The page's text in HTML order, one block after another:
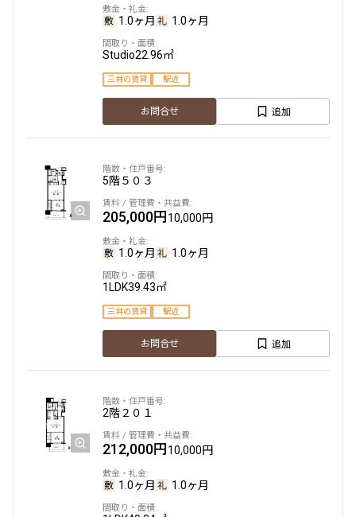
1.0ヶ月 1.0ヶ月
Studio22.96㎡
三井の賃貸 駅近
お問合せ 追加
5階５０３
205,000円10,000円
1.0ヶ月 1.0ヶ月
1LDK39.43㎡
三井の賃貸 駅近
お問合せ 追加
2階２０１
212,000円10,000円
1.0ヶ月 1.0ヶ月